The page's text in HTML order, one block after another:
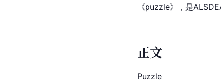
《puzzle》，是
正文
Puzzle